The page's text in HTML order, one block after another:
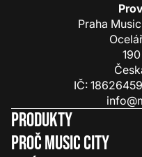
Praha
IČ:
Produkty
Proč Music City